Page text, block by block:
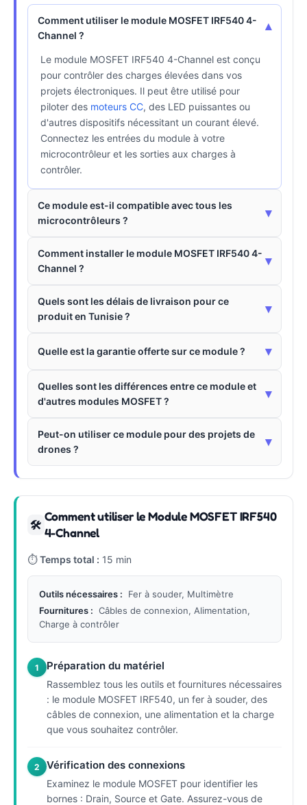
Comment utiliser le module MOSFET IRF540 4-
Channel ?
▾
Le module MOSFET IRF540 4-Channel est conçu
pour contrôler des charges élevées dans vos
projets électroniques. Il peut être utilisé pour
piloter des moteurs CC, des LED puissantes ou
d'autres dispositifs nécessitant un courant élevé.
Connectez les entrées du module à votre
microcontrôleur et les sorties aux charges à
contrôler.
Ce module est-il compatible avec tous les
microcontrôleurs ?
▾
Comment installer le module MOSFET IRF540 4-
Channel ?
▾
Quels sont les délais de livraison pour ce
produit en Tunisie ?
▾
Quelle est la garantie offerte sur ce module ? ▾
Quelles sont les différences entre ce module et
d'autres modules MOSFET ?
▾
Peut-on utiliser ce module pour des projets de
drones ?
▾
🛠
Comment utiliser le Module MOSFET IRF540
4-Channel
⏱Temps total : 15 min
Outils nécessaires :
Fer à souder, Multimètre
Fournitures : Câbles de connexion, Alimentation,
Charge à contrôler
1 Préparation du matériel
Rassemblez tous les outils et fournitures nécessaires
: le module MOSFET IRF540, un fer à souder, des
câbles de connexion, une alimentation et la charge
que vous souhaitez contrôler.
2 Vérification des connexions
Examinez le module MOSFET pour identifier les
bornes : Drain, Source et Gate. Assurez-vous de